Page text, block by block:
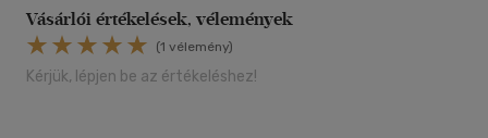
Vásárlói értékelések, vélemények
(1 vélemény)
Kérjük, lépjen be az értékeléshez!